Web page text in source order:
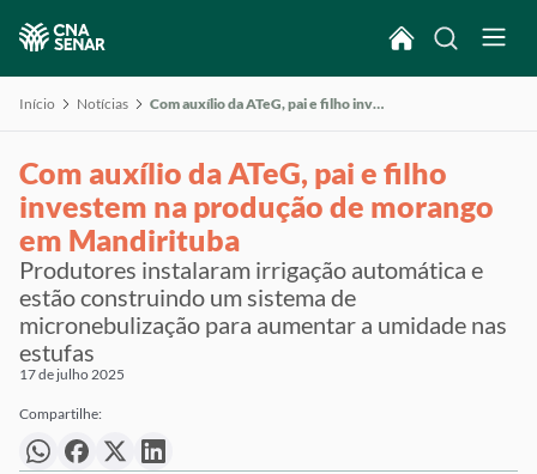
Início Notícias Com auxílio da ATeG, pai e filho investem na produção de morango em Mandirituba
Com auxílio da ATeG, pai e filho
investem na produção de morango
em Mandirituba
Produtores instalaram irrigação automática e
estão construindo um sistema de
micronebulização para aumentar a umidade nas
estufas
17 de julho 2025
Compartilhe: